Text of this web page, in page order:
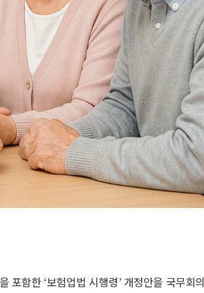
포함한 ‘보험업법 시행령’ 개정안을 국무회의